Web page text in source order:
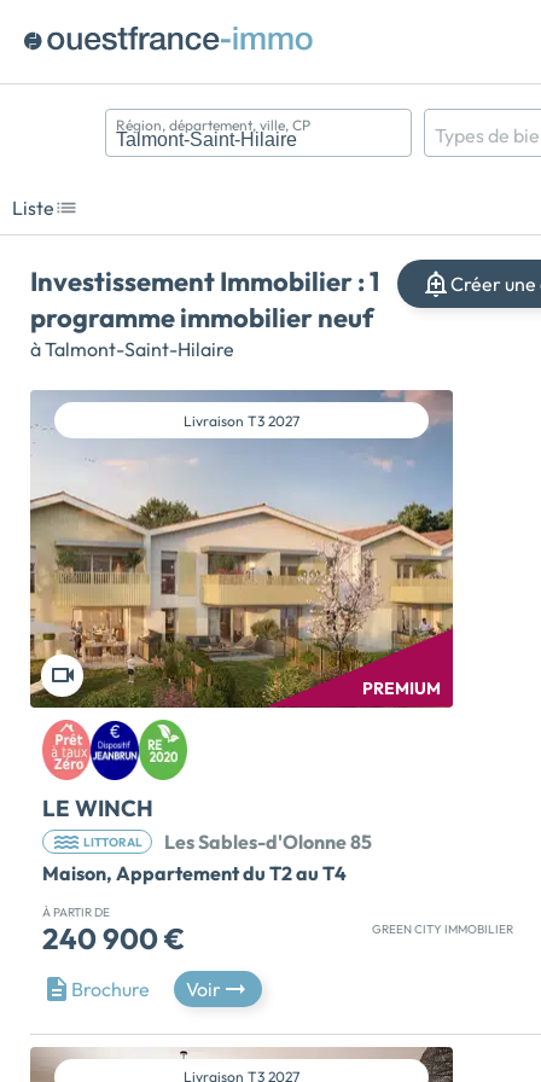
Région, département, ville, CP Types de
Liste
Investissement Immobilier : 1
programme immobilier neuf
à Talmont-Saint-Hilaire
Créer
Livraison T3 2027
PREMIUM
LE WINCH
LITTORAL
Les Sables-d'Olonne 85
Maison, Appartement du T2 au T4
À PARTIR DE
240 900 € GREEN CITY IMMOBILIER
LANCEMENT COMMERCIAL !! PROFITEZ DES PRIX
MAITRISES EN RESIDENCE PRINCIPALE ET
RESIDENCE INTIMISTE :15 appartements du T2 au T4.
GreenCity Immobilier vous présente sa nouvelle
Brochure Voir
Livraison T3 2027